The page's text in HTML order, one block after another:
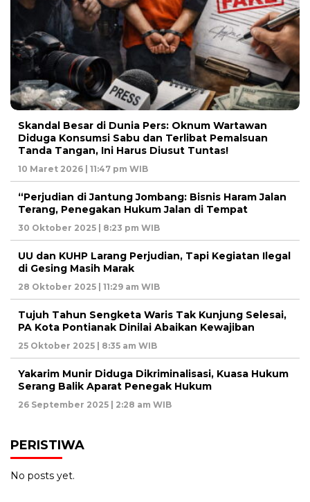
Skandal Besar di Dunia Pers: Oknum Wartawan
Diduga Konsumsi Sabu dan Terlibat Pemalsuan
Tanda Tangan, Ini Harus Diusut Tuntas!
10 Maret 2026 | 11:47 pm WIB
“Perjudian di Jantung Jombang: Bisnis Haram Jalan
Terang, Penegakan Hukum Jalan di Tempat
30 Oktober 2025 | 8:23 pm WIB
UU dan KUHP Larang Perjudian, Tapi Kegiatan Ilegal
di Gesing Masih Marak
28 Oktober 2025 | 11:29 am WIB
Tujuh Tahun Sengketa Waris Tak Kunjung Selesai,
PA Kota Pontianak Dinilai Abaikan Kewajiban
25 Oktober 2025 | 8:35 am WIB
Yakarim Munir Diduga Dikriminalisasi, Kuasa Hukum
Serang Balik Aparat Penegak Hukum
26 September 2025 | 2:28 am WIB
PERISTIWA
No posts yet.